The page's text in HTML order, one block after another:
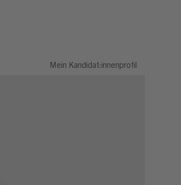
Mein Kandidat:innenprofil